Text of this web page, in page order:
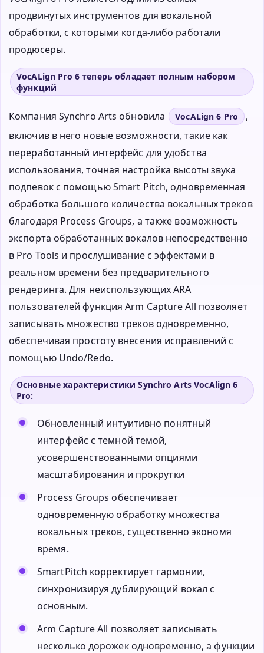
продвинутых инструментов для вокальной
обработки, с которыми когда-либо работали
продюсеры.
VocALign Pro 6 теперь обладает полным набором
функций
Компания Synchro Arts обновила VocALign 6 Pro
,
включив в него новые возможности, такие как
переработанный интерфейс для удобства
использования, точная настройка высоты звука
подпевок с помощью Smart Pitch, одновременная
обработка большого количества вокальных треков
благодаря Process Groups, а также возможность
экспорта обработанных вокалов непосредственно
в Pro Tools и прослушивание с эффектами в
реальном времени без предварительного
рендеринга. Для неиспользующих ARA
пользователей функция Arm Capture All позволяет
записывать множество треков одновременно,
обеспечивая простоту внесения исправлений с
помощью Undo/Redo.
Основные характеристики Synchro Arts VocAlign 6
Pro:
Обновленный интуитивно понятный
интерфейс с темной темой,
усовершенствованными опциями
масштабирования и прокрутки
Process Groups обеспечивает
одновременную обработку множества
вокальных треков, существенно экономя
время.
SmartPitch корректирует гармонии,
синхронизируя дублирующий вокал с
основным.
Arm Capture All позволяет записывать
несколько дорожек одновременно, а функции